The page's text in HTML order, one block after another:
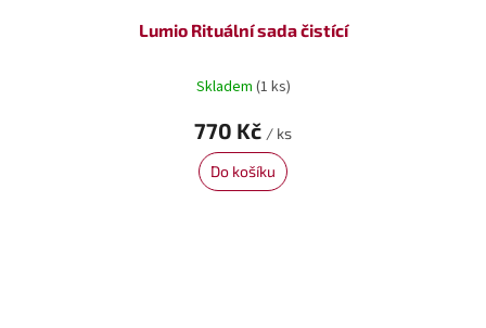
Lumio Rituální sada čistící
Skladem (1 ks)
770 Kč / ks
Do košíku